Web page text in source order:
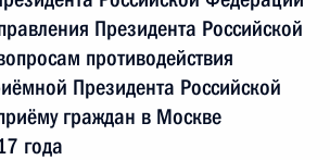
Президента Российской
противодействия
Президента Российской
граждан в Москве
года